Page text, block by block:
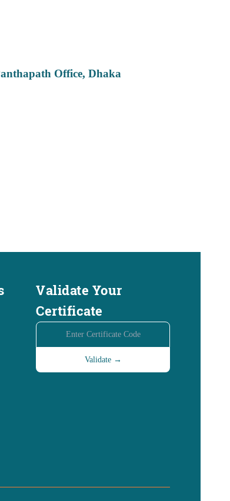
Office, Dhaka
Validate Your
Certificate